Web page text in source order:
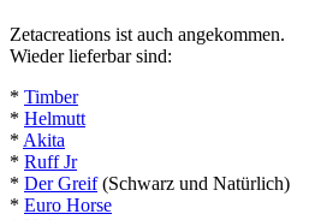
Zetacreations ist auch angekommen.
Wieder lieferbar sind:
* Timber
* Helmutt
* Akita
* Ruff Jr
* Der Greif(Schwarz und Natürlich)
* Euro Horse